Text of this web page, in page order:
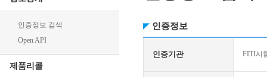
인증정보 검색
Open API
제품리콜
인증정보
인증기관 FITI시